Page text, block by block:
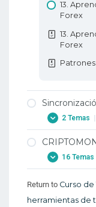
13.
Forex
13.
Forex
2 Temas |
1.
en Forex
en Forex
16 Temas
1.
digitales
Return to Curso
herramientas de